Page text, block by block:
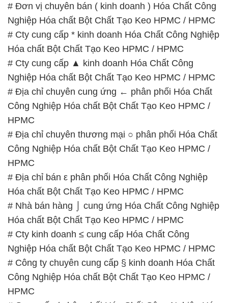
# Đơn vị chuyên bán ( kinh doanh ) Hóa Chất Công
Nghiệp Hóa chất Bột Chất Tạo Keo HPMC / HPMC
# Cty cung cấp * kinh doanh Hóa Chất Công Nghiệp
Hóa chất Bột Chất Tạo Keo HPMC / HPMC
# Cty cung cấp ▲ kinh doanh Hóa Chất Công
Nghiệp Hóa chất Bột Chất Tạo Keo HPMC / HPMC
# Địa chỉ chuyên cung ứng ← phân phối Hóa Chất
Công Nghiệp Hóa chất Bột Chất Tạo Keo HPMC /
HPMC
# Địa chỉ chuyên thương mại ○ phân phối Hóa Chất
Công Nghiệp Hóa chất Bột Chất Tạo Keo HPMC /
HPMC
# Địa chỉ bán ε phân phối Hóa Chất Công Nghiệp
Hóa chất Bột Chất Tạo Keo HPMC / HPMC
# Nhà bán hàng ⌡ cung ứng Hóa Chất Công Nghiệp
Hóa chất Bột Chất Tạo Keo HPMC / HPMC
# Cty kinh doanh ≤ cung cấp Hóa Chất Công
Nghiệp Hóa chất Bột Chất Tạo Keo HPMC / HPMC
# Công ty chuyên cung cấp § kinh doanh Hóa Chất
Công Nghiệp Hóa chất Bột Chất Tạo Keo HPMC /
HPMC